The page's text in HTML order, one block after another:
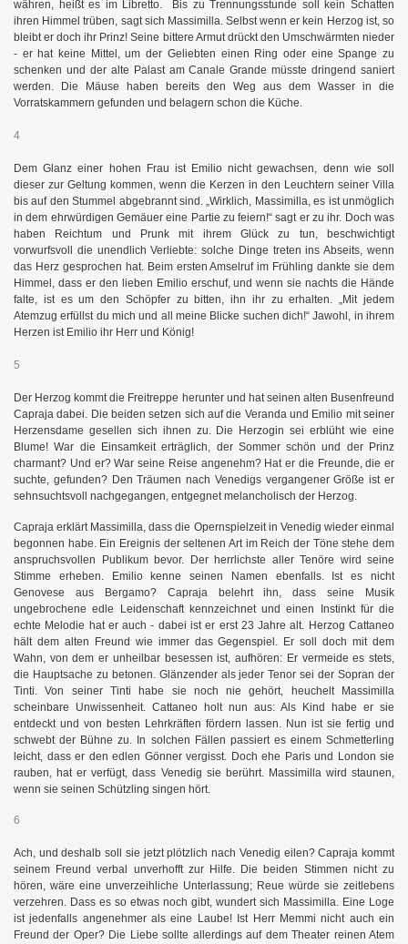
währen, heißt es im Libretto. Bis zu Trennungsstunde soll kein Schatten
ihren Himmel trüben, sagt sich Massimilla. Selbst wenn er kein Herzog ist, so
bleibt er doch ihr Prinz! Seine bittere Armut drückt den Umschwärmten nieder
- er hat keine Mittel, um der Geliebten einen Ring oder eine Spange zu
schenken und der alte Palast am Canale Grande müsste dringend saniert
werden. Die Mäuse haben bereits den Weg aus dem Wasser in die
Vorratskammern gefunden und belagern schon die Küche.
4
Dem Glanz einer hohen Frau ist Emilio nicht gewachsen, denn wie soll
dieser zur Geltung kommen, wenn die Kerzen in den Leuchtern seiner Villa
bis auf den Stummel abgebrannt sind. „Wirklich, Massimilla, es ist unmöglich
in dem ehrwürdigen Gemäuer eine Partie zu feiern!“ sagt er zu ihr. Doch was
haben Reichtum und Prunk mit ihrem Glück zu tun, beschwichtigt
vorwurfsvoll die unendlich Verliebte: solche Dinge treten ins Abseits, wenn
das Herz gesprochen hat. Beim ersten Amselruf im Frühling dankte sie dem
Himmel, dass er den lieben Emilio erschuf, und wenn sie nachts die Hände
falte, ist es um den Schöpfer zu bitten, ihn ihr zu erhalten. „Mit jedem
Atemzug erfüllst du mich und all meine Blicke suchen dich!“ Jawohl, in ihrem
Herzen ist Emilio ihr Herr und König!
5
Der Herzog kommt die Freitreppe herunter und hat seinen alten Busenfreund
Capraja dabei. Die beiden setzen sich auf die Veranda und Emilio mit seiner
Herzensdame gesellen sich ihnen zu. Die Herzogin sei erblüht wie eine
Blume! War die Einsamkeit erträglich, der Sommer schön und der Prinz
charmant? Und er? War seine Reise angenehm? Hat er die Freunde, die er
suchte, gefunden? Den Träumen nach Venedigs vergangener Größe ist er
sehnsuchtsvoll nachgegangen, entgegnet melancholisch der Herzog.
Capraja erklärt Massimilla, dass die Opernspielzeit in Venedig wieder einmal
begonnen habe. Ein Ereignis der seltenen Art im Reich der Töne stehe dem
anspruchsvollen Publikum bevor. Der herrlichste aller Tenöre wird seine
Stimme erheben. Emilio kenne seinen Namen ebenfalls. Ist es nicht
Genovese aus Bergamo? Capraja belehrt ihn, dass seine Musik
ungebrochene edle Leidenschaft kennzeichnet und einen Instinkt für die
echte Melodie hat er auch - dabei ist er erst 23 Jahre alt. Herzog Cattaneo
hält dem alten Freund wie immer das Gegenspiel. Er soll doch mit dem
Wahn, von dem er unheilbar besessen ist, aufhören: Er vermeide es stets,
die Hauptsache zu betonen. Glänzender als jeder Tenor sei der Sopran der
Tinti. Von seiner Tinti habe sie noch nie gehört, heuchelt Massimilla
scheinbare Unwissenheit. Cattaneo holt nun aus: Als Kind habe er sie
entdeckt und von besten Lehrkräften fördern lassen. Nun ist sie fertig und
schwebt der Bühne zu. In solchen Fällen passiert es einem Schmetterling
leicht, dass er den edlen Gönner vergisst. Doch ehe Paris und London sie
rauben, hat er verfügt, dass Venedig sie berührt. Massimilla wird staunen,
wenn sie seinen Schützling singen hört.
6
Ach, und deshalb soll sie jetzt plötzlich nach Venedig eilen? Capraja kommt
seinem Freund verbal unverhofft zur Hilfe. Die beiden Stimmen nicht zu
hören, wäre eine unverzeihliche Unterlassung; Reue würde sie zeitlebens
verzehren. Dass es so etwas noch gibt, wundert sich Massimilla. Eine Loge
ist jedenfalls angenehmer als eine Laube! Ist Herr Memmi nicht auch ein
Freund der Oper? Die Liebe sollte allerdings auf dem Theater reinen Atem